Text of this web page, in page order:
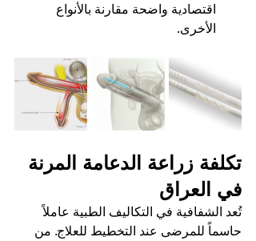
اقتصادية واضحة مقارنة بالأنواع
الأخرى.
تكلفة زراعة الدعامة المرنة
في العراق
تُعد الشفافية في التكاليف الطبية عاملاً
حاسماً للمرضى عند التخطيط للعلاج. من